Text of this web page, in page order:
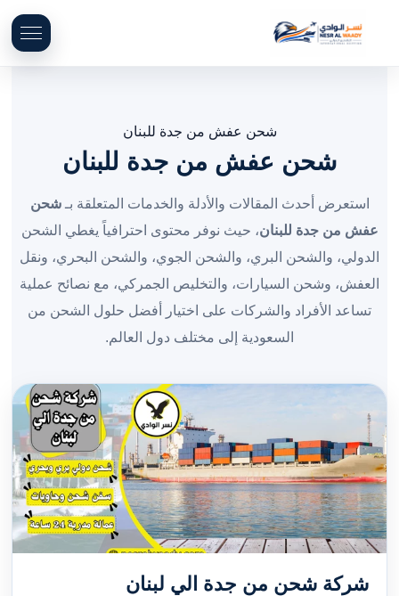
شحن عفش من جدة للبنان
شحن عفش من جدة للبنان
استعرض أحدث المقالات والأدلة والخدمات المتعلقة بـشحن
عفش من جدة للبنان، حيث نوفر محتوى احترافياً يغطي الشحن
الدولي، والشحن البري، والشحن الجوي، والشحن البحري، ونقل
العفش، وشحن السيارات، والتخليص الجمركي، مع نصائح عملية
تساعد الأفراد والشركات على اختيار أفضل حلول الشحن من
السعودية إلى مختلف دول العالم.
شركة شحن من جدة الي لبنان